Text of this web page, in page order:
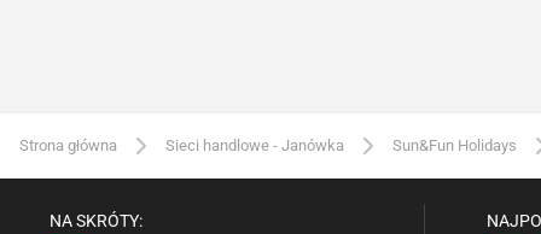
Strona główna Sieci handlowe - Janówka Sun&Fun Holidays
NA SKRÓTY: